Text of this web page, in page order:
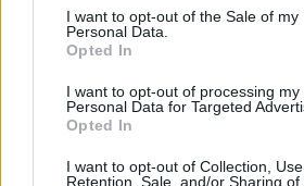
consent section.
I want to opt-out of the Sale of my
Personal Data.
Opted In
I want to opt-out of processing my
Personal Data for Targeted
Opted In
I want to opt-out of Collection, Use,
Retention, Sale, and/or Sharing of
Cash management personale con il
operativa
Niccolò Conforti · 7 Ago 2026